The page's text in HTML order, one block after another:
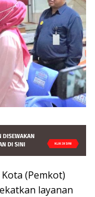
Kota (Pemkot)
layanan